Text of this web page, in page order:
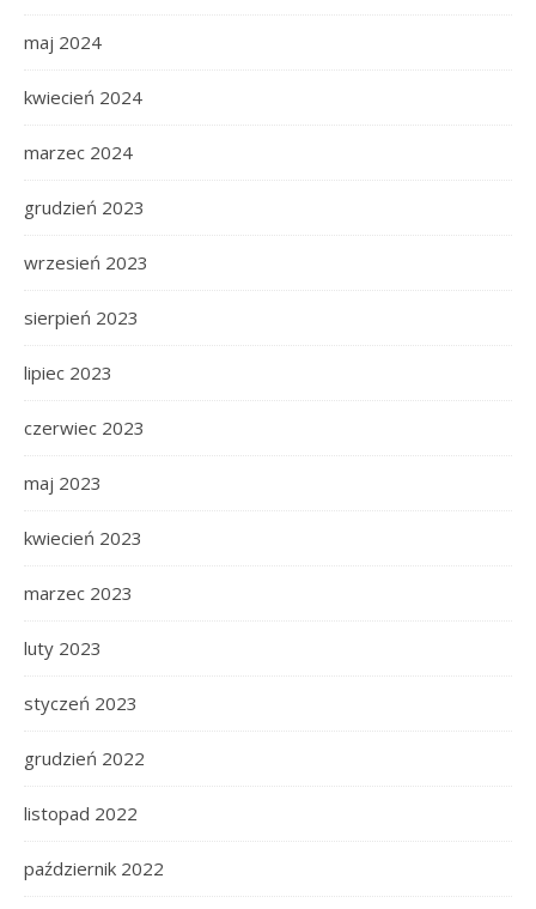
maj 2024
kwiecień 2024
marzec 2024
grudzień 2023
wrzesień 2023
sierpień 2023
lipiec 2023
czerwiec 2023
maj 2023
kwiecień 2023
marzec 2023
luty 2023
styczeń 2023
grudzień 2022
listopad 2022
październik 2022